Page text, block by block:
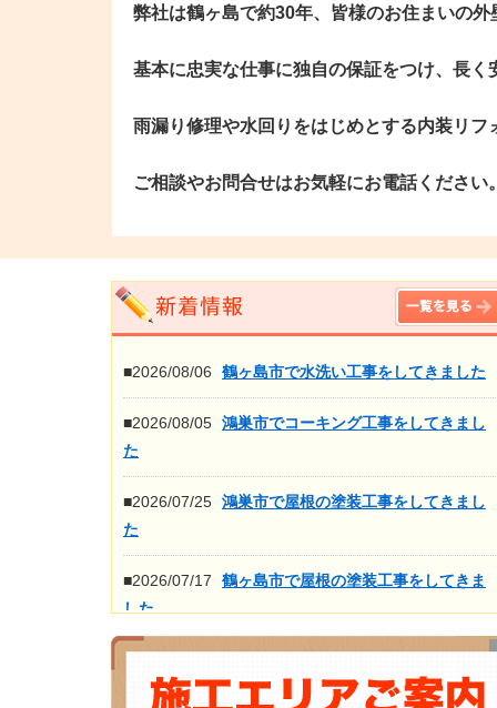
弊社は鶴ヶ島で約30年、皆様のお住まいの
基本に忠実な仕事に独自の保証をつけ、長
雨漏り修理や水回りをはじめとする内装リフ
ご相談やお問合せはお気軽にお電話ください
■2026/08/06 鶴ヶ島市で水洗い工事をしてきました
■2026/08/05 鴻巣市でコーキング工事をしてきまし
た
■2026/07/25 鴻巣市で屋根の塗装工事をしてきまし
た
■2026/07/17
鶴ヶ島市で屋根の塗装工事をしてきま
した
ました